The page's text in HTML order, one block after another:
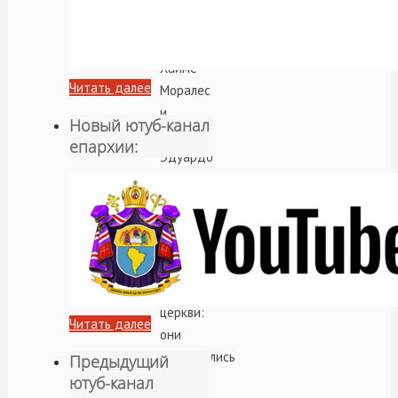
Хайме
Моралес
и
чтец
Эдуардо
продемонстрировали
огромную
любовь
к
своей
церкви:
они
потрудились
Читать далее
Новый ютуб-канал
епархии:
Читать далее
Предыдущий
ютуб-канал